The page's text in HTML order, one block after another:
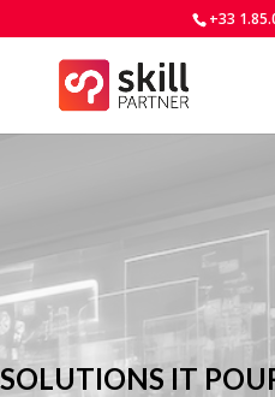
+33
SOLUTIONS IT